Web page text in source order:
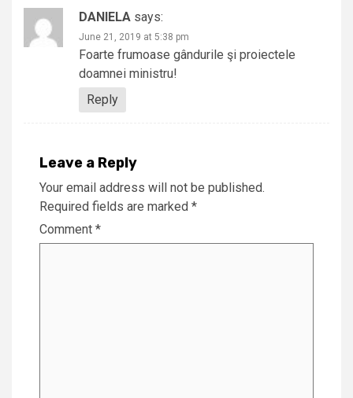
DANIELA says:
June 21, 2019 at 5:38 pm
Foarte frumoase gândurile şi proiectele
doamnei ministru!
Reply
Leave a Reply
Your email address will not be published.
Required fields are marked *
Comment *